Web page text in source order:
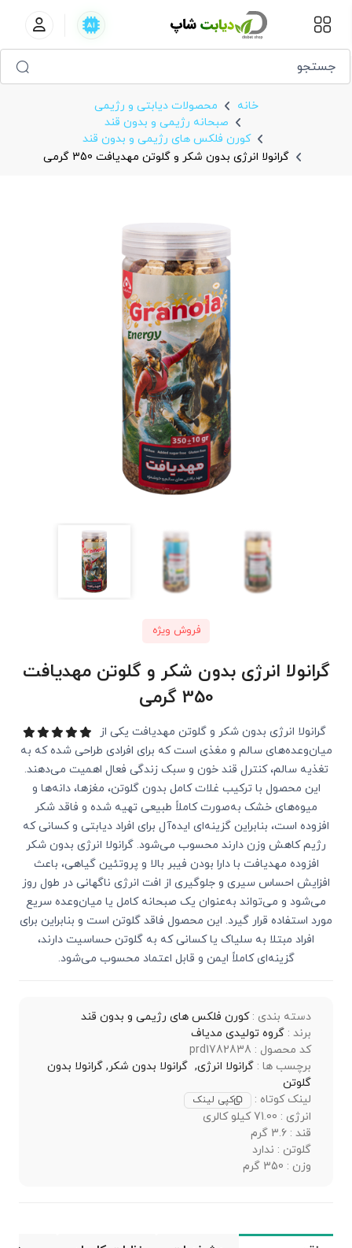
گرانولا انرژی بدون شکر و گلوتن مهدیافت 350 گرمی
خانه
محصولات دیابتی و رژیمی
صبحانه رژیمی و بدون قند
کورن فلکس های رژیمی و بدون قند
گرانولا انرژی بدون شکر و گلوتن مهدیافت 350 گرمی
فروش ویژه
گرانولا انرژی بدون شکر و گلوتن مهدیافت
350 گرمی
گرانولا انرژی بدون شکر و گلوتن مهدیافت یکی از
میان‌وعده‌های سالم و مغذی است که برای افرادی طراحی شده که به
تغذیه سالم، کنترل قند خون و سبک زندگی فعال اهمیت می‌دهند.
این محصول با ترکیب غلات کامل بدون گلوتن، مغزها، دانه‌ها و
میوه‌های خشک به‌صورت کاملاً طبیعی تهیه شده و فاقد شکر
افزوده است، بنابراین گزینه‌ای ایده‌آل برای افراد دیابتی و کسانی که
رژیم کاهش وزن دارند محسوب می‌شود. گرانولا انرژی بدون شکر
افزوده مهدیافت با دارا بودن فیبر بالا و پروتئین گیاهی، باعث
افزایش احساس سیری و جلوگیری از افت انرژی ناگهانی در طول روز
می‌شود و می‌تواند به‌عنوان یک صبحانه کامل یا میان‌وعده سریع
مورد استفاده قرار گیرد. این محصول فاقد گلوتن است و بنابراین برای
افراد مبتلا به سلیاک یا کسانی که به گلوتن حساسیت دارند،
گزینه‌ای کاملاً ایمن و قابل اعتماد محسوب می‌شود.
دسته بندی :کورن فلکس های رژیمی و بدون قند
برند : گروه تولیدی مدیاف
کد محصول : prd1782838
برچسب ها : گرانولا انرژی, گرانولا بدون شکر, گرانولا بدون
گلوتن
لینک کوتاه :
کپی لینک
انرژی : 71.00 کیلو کالری
قند : 3.6 گرم
گلوتن : ندارد
وزن : 350 گرم